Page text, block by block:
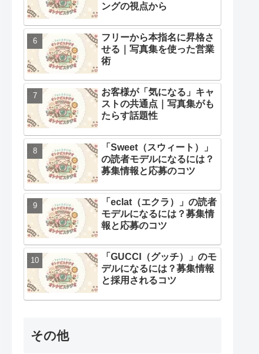
ングの視点から
フリーから本指名に昇格さ
せる｜写真集を使った営業
術
お客様が「気になる」キャ
ストの共通点｜写真集がも
たらす話題性
「Sweet（スウィート）」
の読者モデルになるには？
募集情報と応募のコツ
「eclat（エクラ）」の読者
モデルになるには？募集情
報と応募のコツ
「GUCCI（グッチ）」のモ
デルになるには？募集情報
と採用されるコツ
その他